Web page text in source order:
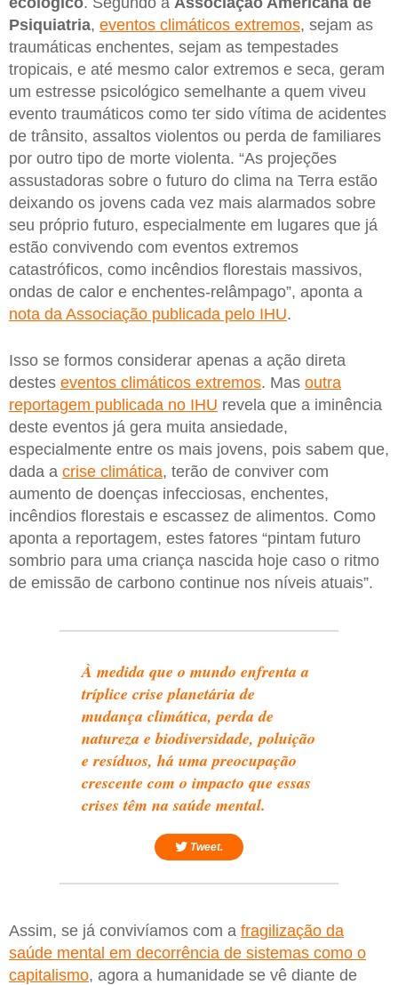
Psiquiatria, eventos climáticos extremos, sejam as
traumáticas enchentes, sejam as tempestades
tropicais, e até mesmo calor extremos e seca, geram
um estresse psicológico semelhante a quem viveu
evento traumáticos como ter sido vítima de acidentes
de trânsito, assaltos violentos ou perda de familiares
por outro tipo de morte violenta. “As projeções
assustadoras sobre o futuro do clima na Terra estão
deixando os jovens cada vez mais alarmados sobre
seu próprio futuro, especialmente em lugares que já
estão convivendo com eventos extremos
catastróficos, como incêndios florestais massivos,
ondas de calor e enchentes-relâmpago”, aponta a
nota da Associação publicada pelo IHU.
Isso se formos considerar apenas a ação direta
destes eventos climáticos extremos. Mas outra
reportagem publicada no IHU revela que a iminência
deste eventos já gera muita ansiedade,
especialmente entre os mais jovens, pois sabem que,
dada a crise climática, terão de conviver com
aumento de doenças infecciosas, enchentes,
incêndios florestais e escassez de alimentos. Como
aponta a reportagem, estes fatores “pintam futuro
sombrio para uma criança nascida hoje caso o ritmo
de emissão de carbono continue nos níveis atuais”.
À medida que o mundo enfrenta a
tríplice crise planetária de
mudança climática, perda de
natureza e biodiversidade, poluição
e resíduos, há uma preocupação
crescente com o impacto que essas
crises têm na saúde mental.
Tweet.
Assim, se já convivíamos com a fragilização da
saúde mental em decorrência de sistemas como o
capitalismo, agora a humanidade se vê diante de